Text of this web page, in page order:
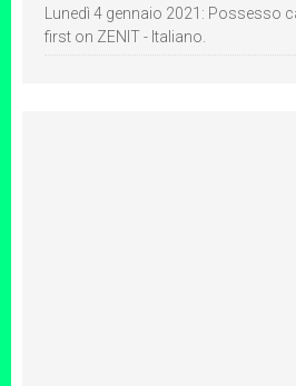
Lunedì 4 gennaio 2021: Possesso
first on ZENIT - Italiano.